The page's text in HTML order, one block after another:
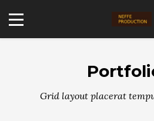
Grid layout placerat